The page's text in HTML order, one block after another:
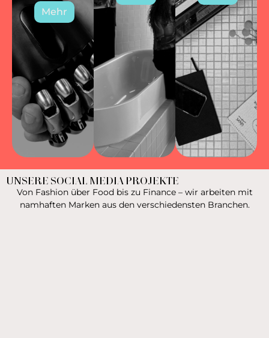
Mehr
UNSERE SOCIAL MEDIA PROJEKTE
Von Fashion über Food bis zu Finance – wir arbeiten mit
namhaften Marken aus den verschiedensten Branchen.